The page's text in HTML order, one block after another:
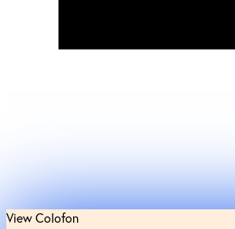
View Colofon